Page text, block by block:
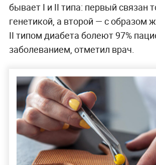
бывает I и II типа: первый связан
генетикой, а второй — с образом
II типом диабета болеют 97%
заболеванием, отметил врач.